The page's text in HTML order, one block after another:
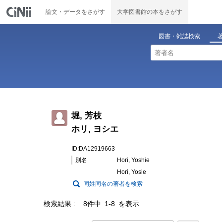
論文・データをさがす 大学図書館の本をさがす
図書・雑誌検索
堀, 芳枝
ホリ, ヨシエ
ID:DA12919663
別名
Hori, Yoshie
Hori, Yosie
同姓同名の著者を検索
検索結果 8件中 1-8 を表示